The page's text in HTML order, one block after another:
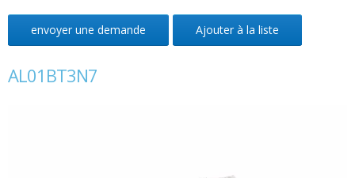
envoyer une demande Ajouter à la liste
AL01BT3N7